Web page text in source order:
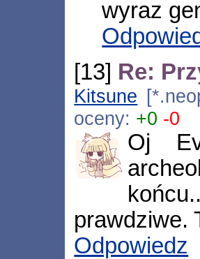
wyraz
[13] Re:
Kitsune
oceny: +0 -0
Oj
prawdziwe.
Odpowiedz